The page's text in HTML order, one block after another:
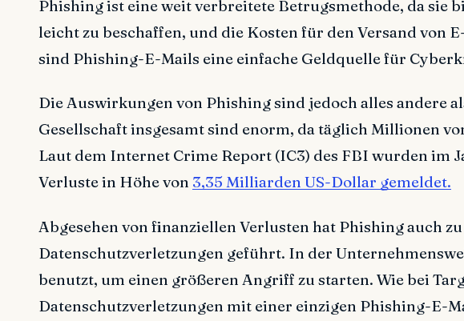
Phishing ist eine weit verbreitete Betrugsmethode, da sie
leicht zu beschaffen, und die Kosten für den Versand von
sind Phishing-E-Mails eine einfache Geldquelle für
Die Auswirkungen von Phishing sind jedoch alles andere
Gesellschaft insgesamt sind enorm, da täglich Millionen
Laut dem Internet Crime Report (IC3) des FBI wurden im
Verluste in Höhe von 3,35 Milliarden US-Dollar gemeldet.
Abgesehen von finanziellen Verlusten hat Phishing auch
Datenschutzverletzungen geführt. In der
benutzt, um einen größeren Angriff zu starten. Wie bei
Datenschutzverletzungen mit einer einzigen Phishing-E-